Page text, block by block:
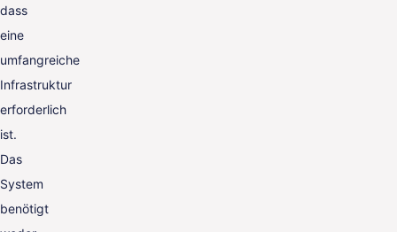
dass
eine
umfangreiche
Infrastruktur
erforderlich
ist.
Das
System
benötigt